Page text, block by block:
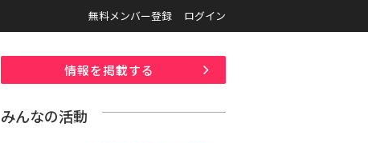
無料メンバー登録 ログイン
情報を掲載する
みんなの活動